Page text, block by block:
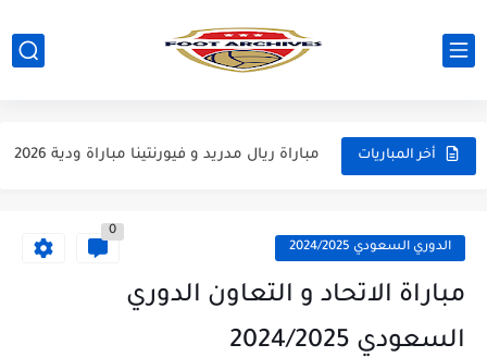
أخر المباريات
مباراة مانشستر يونايتد و اتلتيكو مدريد مباراة ودية 2026
مباراة ريال مدريد و فيورنتينا مباراة ودية 2026
مباراة برشلونة و بيرمنغهام مباراة ودية 2026
مباراة سيلتيك و ميلان مباراة ودية 2026
الدوري السعودي 2024/2025
0
مباراة الاتحاد و التعاون الدوري
السعودي 2024/2025